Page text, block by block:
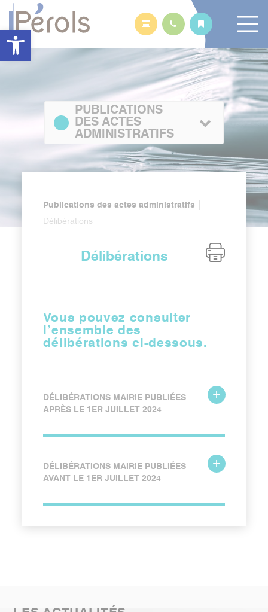
Ouvrir la barre d’outils
PUBLICATIONS
DES ACTES
ADMINISTRATIFS
Publications des actes administratifs
Délibérations
Délibérations
Vous pouvez consulter
l’ensemble des
délibérations ci-dessous.
DÉLIBÉRATIONS MAIRIE PUBLIÉES
APRÈS LE 1ER JUILLET 2024
DÉLIBÉRATIONS MAIRIE PUBLIÉES
AVANT LE 1ER JUILLET 2024
Panneau de gestion des cookies